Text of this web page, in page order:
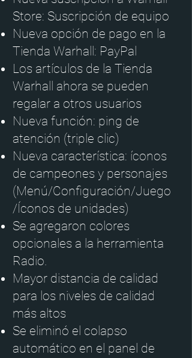
Store: Suscripción de equipo
Nueva opción de pago en la
Tienda Warhall: PayPal
Los artículos de la Tienda
Warhall ahora se pueden
regalar a otros usuarios
Nueva función: ping de
atención (triple clic)
Nueva característica: íconos
de campeones y personajes
(Menú/Configuración/Juego
/Íconos de unidades)
Se agregaron colores
opcionales a la herramienta
Radio.
Mayor distancia de calidad
para los niveles de calidad
más altos
Se eliminó el colapso
automático en el panel de